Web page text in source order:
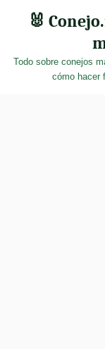
🐰
Todo sobre conejos
cómo hacer